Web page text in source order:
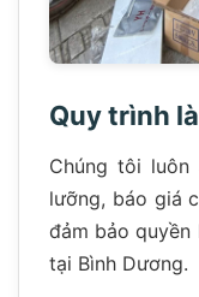
Quy trình
Chúng tôi
lưỡng, báo giá
đảm bảo
tại Bình Dương.